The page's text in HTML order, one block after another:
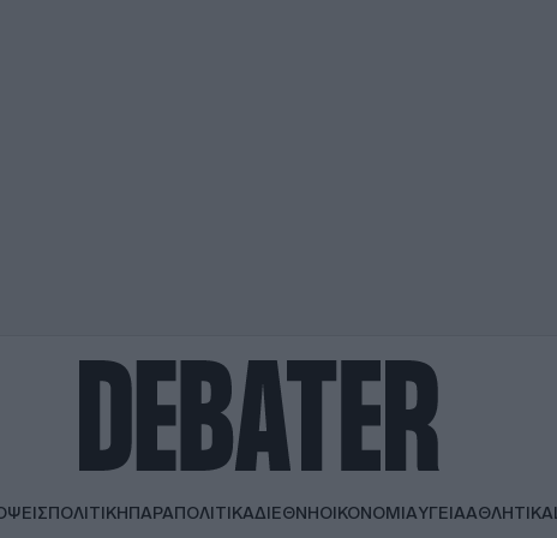
ΠΟΛΙΤΙΚΗΠΑΡΑΠΟΛΙΤΙΚΑΔΙΕΘΝΗΟΙΚΟΝΟΜΙΑΥΓΕΙΑΑΘΛΗΤΙΚΑ